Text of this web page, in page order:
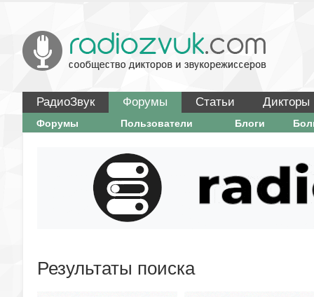
РадиоЗвук Форумы Статьи Дикторы
Форумы Пользователи Блоги
Результаты поиска